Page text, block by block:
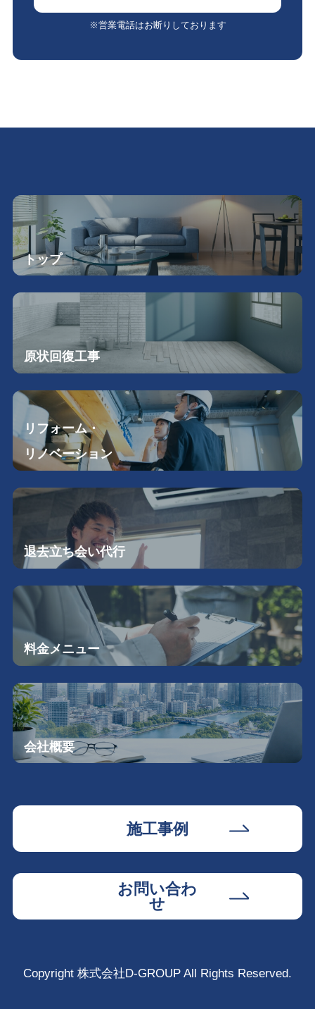
※営業電話はお断りしております
トップ
原状回復工事
リフォーム・
リノベーション
退去立ち会い代行
料金メニュー
会社概要
施工事例
お問い合わ
せ
Copyright 株式会社D-GROUP All Rights Reserved.